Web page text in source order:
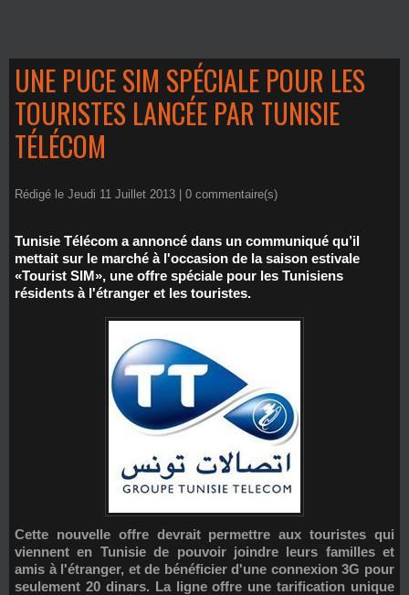
UNE PUCE SIM SPÉCIALE POUR LES
TOURISTES LANCÉE PAR TUNISIE
TÉLÉCOM
Rédigé le Jeudi 11 Juillet 2013 | 0 commentaire(s)
Tunisie Télécom a annoncé dans un communiqué qu’il
mettait sur le marché à l'occasion de la saison estivale
«Tourist SIM», une offre spéciale pour les Tunisiens
résidents à l'étranger et les touristes.
Cette nouvelle offre devrait permettre aux touristes qui
viennent en Tunisie de pouvoir joindre leurs familles et
amis à l'étranger, et de bénéficier d'une connexion 3G pour
seulement 20 dinars. La ligne offre une tarification unique